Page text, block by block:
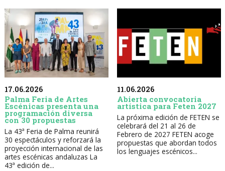
17.06.2026
Palma Feria de Artes
Escénicas presenta una
programación diversa
con 30 propuestas
La 43ª Feria de Palma reunirá
30 espectáculos y reforzará la
proyección internacional de las
artes escénicas andaluzas La
43ª edición de...
11.06.2026
Abierta convocatoria
artística para Feten 2027
La próxima edición de FETEN se
celebrará del 21 al 26 de
Febrero de 2027 FETEN acoge
propuestas que abordan todos
los lenguajes escénicos...